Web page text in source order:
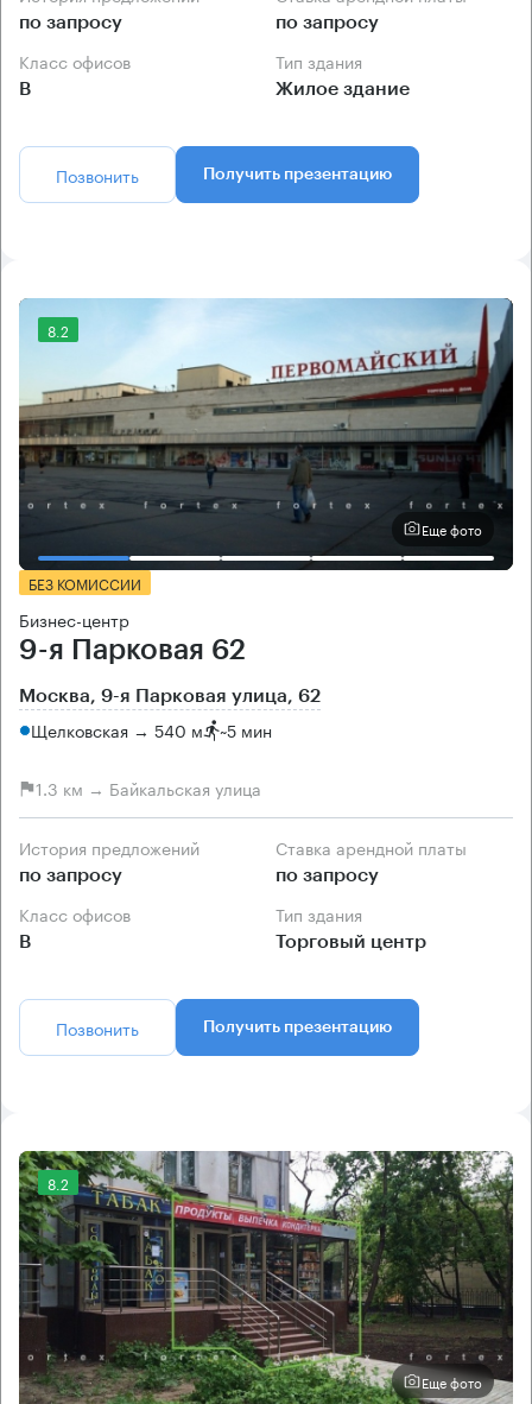
по запросу по запросу
Класс офисов
B
Тип здания
Жилое здание
Позвонить Получить презентацию
8.2
Еще фото
БЕЗ КОМИССИИ
Бизнес-центр
9-я Парковая 62
Москва, 9-я Парковая улица, 62
Щелковская → 540 м ~5 мин
1.3 км → Байкальская улица
История предложений
по запросу
Ставка арендной платы
по запросу
Класс офисов
B
Тип здания
Торговый центр
Позвонить Получить презентацию
8.2
Еще фото